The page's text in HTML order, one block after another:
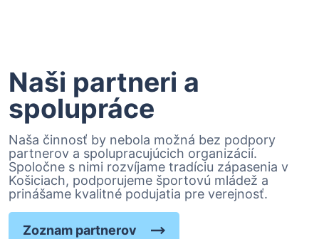
Naši partneri a
spolupráce
Naša činnosť by nebola možná bez podpory
partnerov a spolupracujúcich organizácií.
Spoločne s nimi rozvíjame tradíciu zápasenia v
Košiciach, podporujeme športovú mládež a
prinášame kvalitné podujatia pre verejnosť.
Zoznam partnerov